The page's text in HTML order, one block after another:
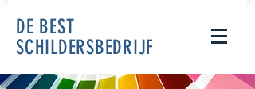
DE BEST
SCHILDERSBEDRIJF